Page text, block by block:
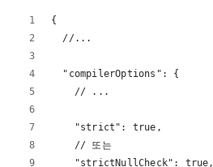
{
  //...
  "compilerOptions": {
    // ...
    "strict": true,
    // 또는
    "strictNullCheck": true,